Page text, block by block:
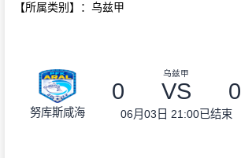
【所属类别】：乌兹甲
努库斯咸海
乌兹甲
0 VS 0
06月03日 21:00已结束